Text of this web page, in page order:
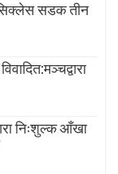
सडक तीन
निःशुल्क आँखा